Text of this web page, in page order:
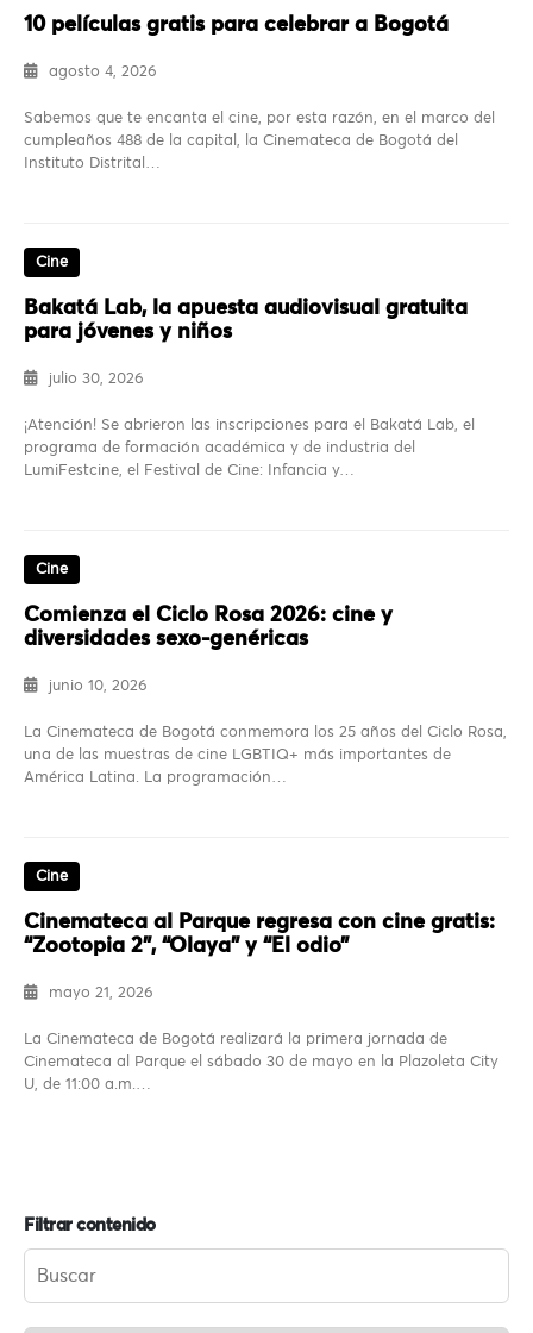
10 películas gratis para celebrar a Bogotá
agosto 4, 2026
Sabemos que te encanta el cine, por esta razón, en el marco del
cumpleaños 488 de la capital, la Cinemateca de Bogotá del
Instituto Distrital…
Cine
Bakatá Lab, la apuesta audiovisual gratuita
para jóvenes y niños
julio 30, 2026
¡Atención! Se abrieron las inscripciones para el Bakatá Lab, el
programa de formación académica y de industria del
LumiFestcine, el Festival de Cine: Infancia y…
Cine
Comienza el Ciclo Rosa 2026: cine y
diversidades sexo-genéricas
junio 10, 2026
La Cinemateca de Bogotá conmemora los 25 años del Ciclo Rosa,
una de las muestras de cine LGBTIQ+ más importantes de
América Latina. La programación…
Cine
Cinemateca al Parque regresa con cine gratis:
“Zootopia 2”, “Olaya” y “El odio”
mayo 21, 2026
La Cinemateca de Bogotá realizará la primera jornada de
Cinemateca al Parque el sábado 30 de mayo en la Plazoleta City
U, de 11:00 a.m.…
Filtrar contenido